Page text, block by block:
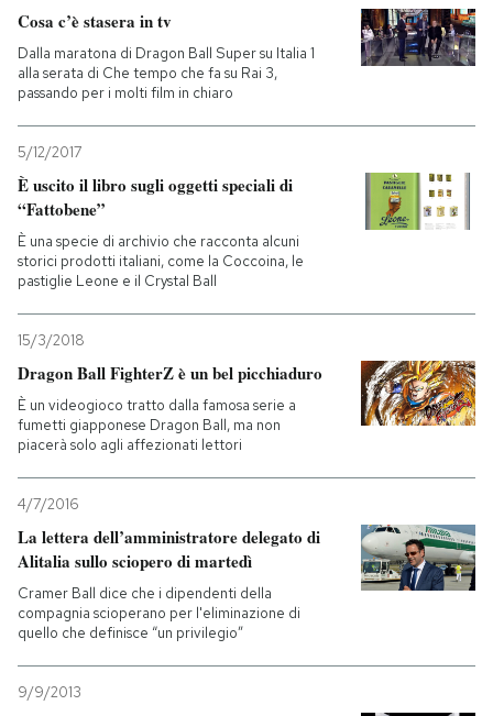
SHOP
CALENDARIO
AREA PERSONALE
Entra
Cosa c’è stasera in tv
Dalla maratona di Dragon Ball Super su Italia 1
alla serata di Che tempo che fa su Rai 3,
passando per i molti film in chiaro
5/12/2017
È uscito il libro sugli oggetti speciali di
“Fattobene”
È una specie di archivio che racconta alcuni
storici prodotti italiani, come la Coccoina, le
pastiglie Leone e il Crystal Ball
15/3/2018
Dragon Ball FighterZ è un bel picchiaduro
È un videogioco tratto dalla famosa serie a
fumetti giapponese Dragon Ball, ma non
piacerà solo agli affezionati lettori
4/7/2016
La lettera dell’amministratore delegato di
Alitalia sullo sciopero di martedì
Cramer Ball dice che i dipendenti della
compagnia scioperano per l'eliminazione di
quello che definisce “un privilegio”
9/9/2013